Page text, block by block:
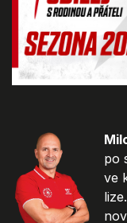
po
ve